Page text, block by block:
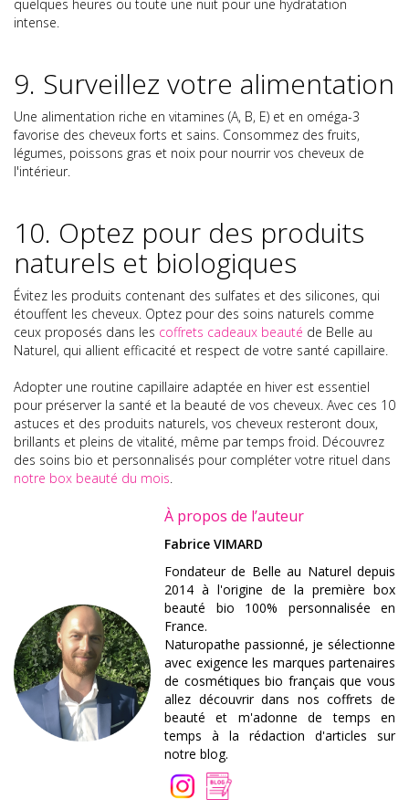
quelques heures ou toute une nuit pour une hydratation
intense.
9. Surveillez votre alimentation
Une alimentation riche en vitamines (A, B, E) et en oméga-3
favorise des cheveux forts et sains. Consommez des fruits,
légumes, poissons gras et noix pour nourrir vos cheveux de
l'intérieur.
10. Optez pour des produits
naturels et biologiques
Évitez les produits contenant des sulfates et des silicones, qui
étouffent les cheveux. Optez pour des soins naturels comme
ceux proposés dans les coffrets cadeaux beauté de Belle au
Naturel, qui allient efficacité et respect de votre santé capillaire.
Adopter une routine capillaire adaptée en hiver est essentiel
pour préserver la santé et la beauté de vos cheveux. Avec ces 10
astuces et des produits naturels, vos cheveux resteront doux,
brillants et pleins de vitalité, même par temps froid. Découvrez
des soins bio et personnalisés pour compléter votre rituel dans
notre box beauté du mois
À propos de l’auteur
Fabrice VIMARD
Fondateur de Belle au Naturel depuis
2014 à l'origine de la première box
beauté bio 100% personnalisée en
France.
Naturopathe passionné, je sélectionne
avec exigence les marques partenaires
de cosmétiques bio français que vous
allez découvrir dans nos coffrets de
beauté et m'adonne de temps en
temps à la rédaction d'articles sur
notre blog.